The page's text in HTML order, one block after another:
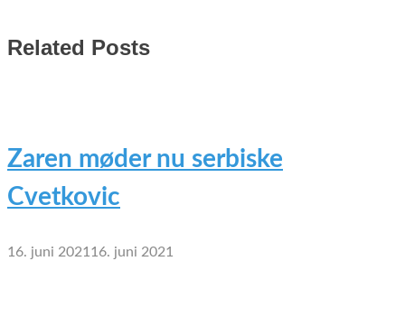
Related Posts
Zaren møder nu serbiske
Cvetkovic
16. juni 2021 16. juni 2021